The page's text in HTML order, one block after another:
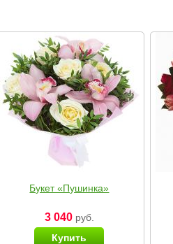
Букет «Пушинка»
3 040руб.
Купить